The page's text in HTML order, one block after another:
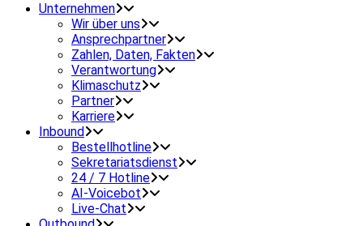
Unternehmen
Wir über uns
Ansprechpartner
Zahlen, Daten, Fakten
Verantwortung
Klimaschutz
Partner
Karriere
Inbound
Bestellhotline
Sekretariatsdienst
24 / 7 Hotline
AI-Voicebot
Live-Chat